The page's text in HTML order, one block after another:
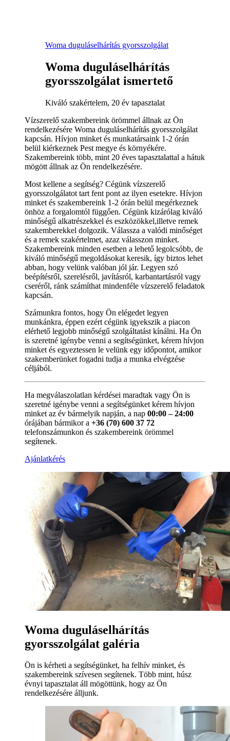
Woma duguláselhárítás gyorsszolgálat
Woma duguláselhárítás
gyorsszolgálat ismertető
Kiváló szakértelem, 20 év tapasztalat
Vízszerelő szakembereink örömmel állnak az Ön
rendelkezésére Woma duguláselhárítás gyorsszolgálat
kapcsán. Hívjon minket és munkatársaink 1-2 órán
belül kiérkeznek Pest megye és környékére.
Szakembereink több, mint 20 éves tapasztalattal a hátuk
mögött állnak az Ön rendelkezésére.
Most kellene a segítség? Cégünk vízszerelő
gyorsszolgálatot tart fent pont az ilyen esetekre. Hívjon
minket és szakembereink 1-2 órán belül megérkeznek
önhöz a forgalomtól függően. Cégünk kizárólag kiváló
minőségű alkatrészekkel és eszközökkel,illetve remek
szakemberekkel dolgozik. Válassza a valódi minőséget
és a remek szakértelmet, azaz válasszon minket.
Szakembereink minden esetben a lehető legolcsóbb, de
kiváló minőségű megoldásokat keresik, így biztos lehet
abban, hogy velünk valóban jól jár. Legyen szó
beépítésről, szerelésről, javításról, karbantartásról vagy
cseréről, ránk számíthat mindenféle vízszerelő feladatok
kapcsán.
Számunkra fontos, hogy Ön elégedet legyen
munkánkra, éppen ezért cégünk igyekszik a piacon
elérhető legjobb minőségű szolgáltatást kínálni. Ha Ön
is szeretné igénybe venni a segítségünket, kérem hívjon
minket és egyeztessen le velünk egy időpontot, amikor
szakemberünket fogadni tudja a munka elvégzése
céljából.
Ha megválaszolatlan kérdései maradtak vagy Ön is
szeretné igénybe venni a segítségünket kérem hívjon
minket az év bármelyik napján, a nap 00:00 – 24:00
órájában bármikor a +36 (70) 600 37 72
telefonszámunkon és szakembereink örömmel
segítenek.
Ajánlatkérés
Woma duguláselhárítás
gyorsszolgálat galéria
Ön is kérheti a segítségünket, ha felhív minket, és
szakembereink szívesen segítenek. Több mint, húsz
évnyi tapasztalat áll mögöttünk, hogy az Ön
rendelkezésére álljunk.